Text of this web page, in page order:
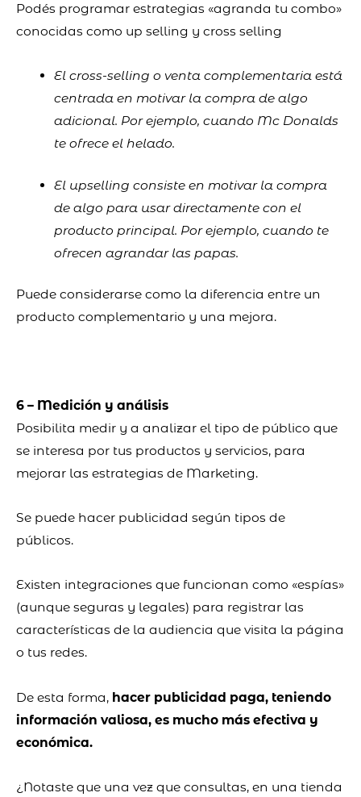
Podés programar estrategias «agranda tu combo»
conocidas como up selling y cross selling
El cross-selling o venta complementaria está
centrada en motivar la compra de algo
adicional. Por ejemplo, cuando Mc Donalds
te ofrece el helado.
El upselling consiste en motivar la compra
de algo para usar directamente con el
producto principal. Por ejemplo, cuando te
ofrecen agrandar las papas.
Puede considerarse como la diferencia entre un
producto complementario y una mejora.
6 – Medición y análisis
Posibilita medir y a analizar el tipo de público que
se interesa por tus productos y servicios, para
mejorar las estrategias de Marketing.
Se puede hacer publicidad según tipos de
públicos.
Existen integraciones que funcionan como «espías»
(aunque seguras y legales) para registrar las
características de la audiencia que visita la página
o tus redes.
De esta forma, hacer publicidad paga, teniendo
información valiosa, es mucho más efectiva y
económica.
¿Notaste que una vez que consultas, en una tienda